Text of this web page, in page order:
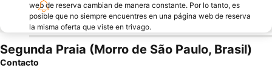
web de reserva cambian de manera constante. Por lo tanto, es
posible que no siempre encuentres en una página web de reserva
la misma oferta que viste en trivago.
Segunda Praia (Morro de São Paulo, Brasil)
Contacto